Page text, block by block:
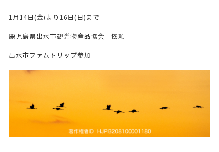
1月14日(金)より16日(日)まで
鹿児島県出水市観光物産品協会 依頼
出水市ファムトリップ参加